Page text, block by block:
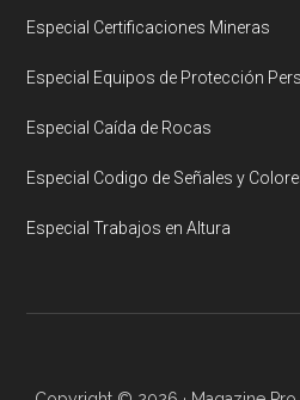
Especial Certificaciones Mineras
Especial Equipos de Protección
Especial Caída de Rocas
Especial Codigo de Señales y
Especial Trabajos en Altura